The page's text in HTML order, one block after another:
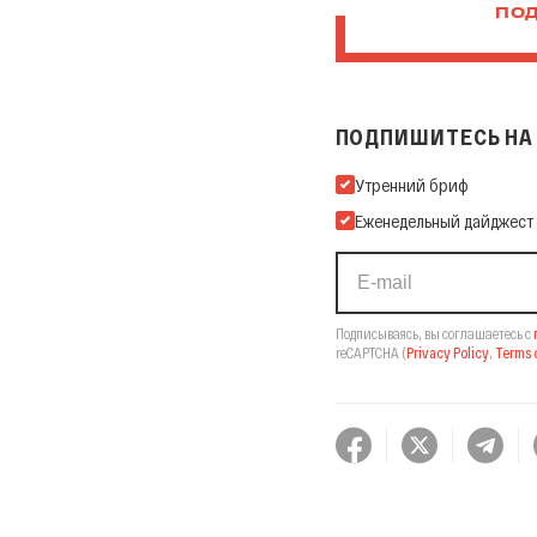
ПОДПИШИТЕСЬ НА
Подпишитесь на нашу
Утренний бриф
Еженедельный дайджест
Подписываясь, вы соглашаетесь с
reCAPTCHA (Privacy Policy, Terms